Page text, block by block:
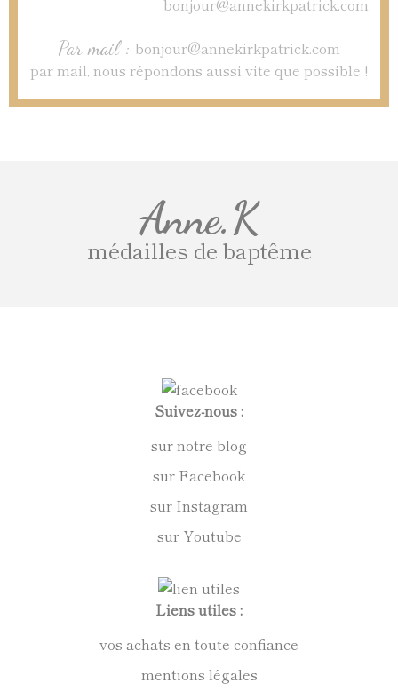
Par mail : bonjour@annekirkpatrick.com
par mail, nous répondons aussi vite que possible !
Anne.K
médailles de baptême
Suivez-nous :
sur notre blog
sur Facebook
sur Instagram
sur Youtube
Liens utiles :
vos achats en toute confiance
mentions légales